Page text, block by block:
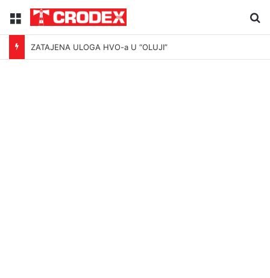
Menu
ZATAJENA ULOGA HVO-a U “OLUJI”